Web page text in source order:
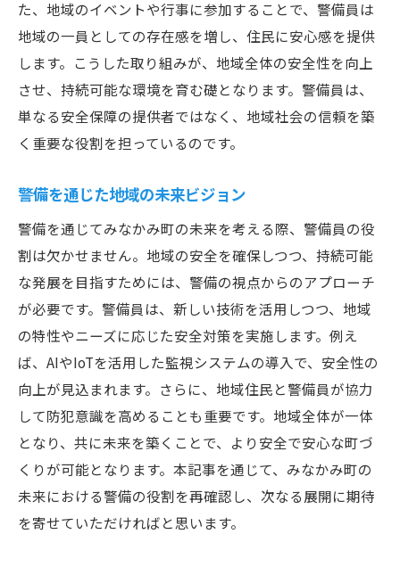
た、地域のイベントや行事に参加することで、警備員は
地域の一員としての存在感を増し、住民に安心感を提供
します。こうした取り組みが、地域全体の安全性を向上
させ、持続可能な環境を育む礎となります。警備員は、
単なる安全保障の提供者ではなく、地域社会の信頼を築
く重要な役割を担っているのです。
警備を通じた地域の未来ビジョン
警備を通じてみなかみ町の未来を考える際、警備員の役
割は欠かせません。地域の安全を確保しつつ、持続可能
な発展を目指すためには、警備の視点からのアプローチ
が必要です。警備員は、新しい技術を活用しつつ、地域
の特性やニーズに応じた安全対策を実施します。例え
ば、AIやIoTを活用した監視システムの導入で、安全性の
向上が見込まれます。さらに、地域住民と警備員が協力
して防犯意識を高めることも重要です。地域全体が一体
となり、共に未来を築くことで、より安全で安心な町づ
くりが可能となります。本記事を通じて、みなかみ町の
未来における警備の役割を再確認し、次なる展開に期待
を寄せていただければと思います。